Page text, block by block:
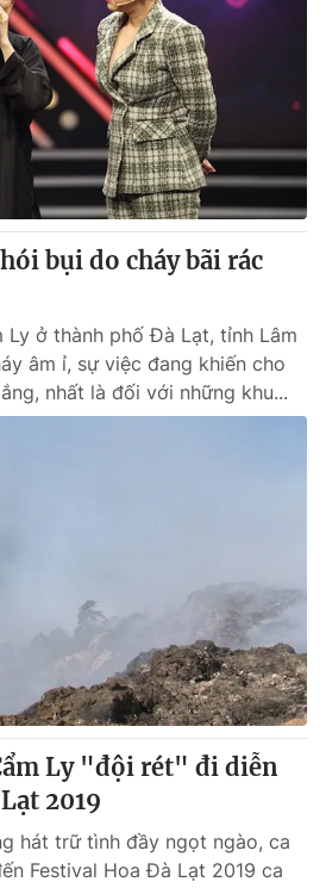
bụi do cháy bãi rác
Ly ở thành phố Đà Lạt, tỉnh Lâm
âm ỉ, sự việc đang khiến cho
nhất là đối với những khu...
Ly "đội rét" đi diễn
2019
hát trữ tình đầy ngọt ngào, ca
Festival Hoa Đà Lạt 2019 ca